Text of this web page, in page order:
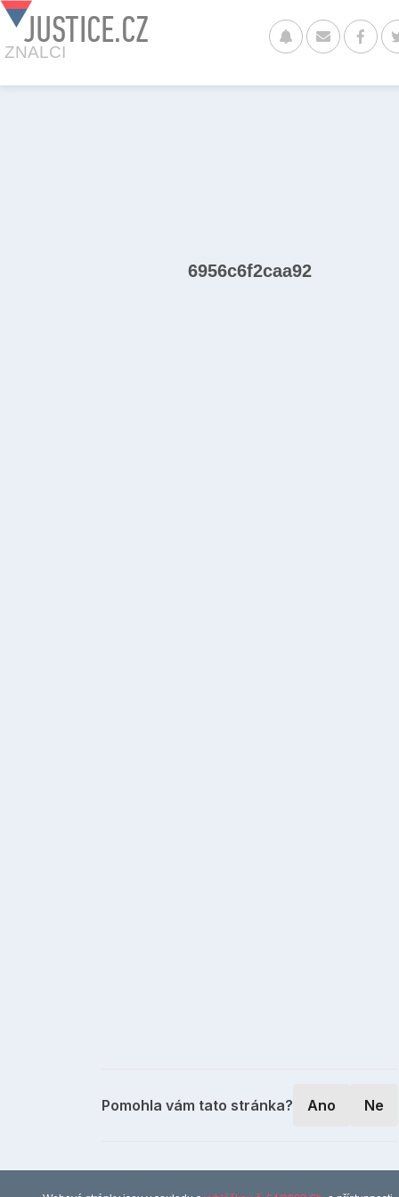
JUSTICE.CZ
ZNALCI
6956c6f2caa92
Pomohla vám tato stránka? Ano Ne